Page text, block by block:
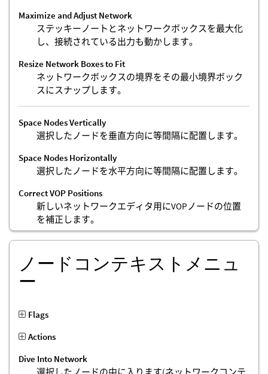
Maximize and Adjust Network
ステッキーノートとネットワークボックスを最大化
し、接続されている出力も動かします。
Resize Network Boxes to Fit
ネットワークボックスの境界をその最小境界ボック
スにスナップします。
Space Nodes Vertically
選択したノードを垂直方向に等間隔に配置します。
Space Nodes Horizontally
選択したノードを水平方向に等間隔に配置します。
Correct VOP Positions
新しいネットワークエディタ用にVOPノードの位置
を補正します。
ノードコンテキストメニュ
ー
Flags
Actions
Dive Into Network
選択したノードの中に入ります(ネットワークコンテ